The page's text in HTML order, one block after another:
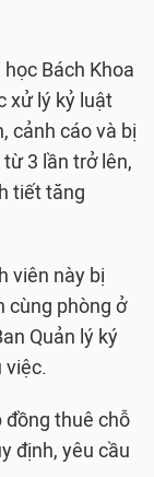
Bách Khoa
xử lý kỷ luật
cảnh cáo và bị
3 lần trở lên,
tiết tăng
viên này bị
cùng phòng ở
Quản lý ký
việc.
đồng thuê chỗ
định, yêu cầu